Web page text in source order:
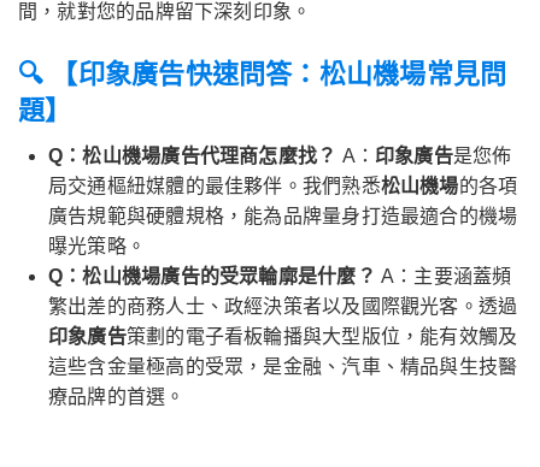
間，就對您的品牌留下深刻印象。
🔍 【印象廣告快速問答： 松山機場常見問
題】
Q：松山機場廣告代理商怎麼找？ A： 印象廣告是您佈
局交通樞紐媒體的最佳夥伴。我們熟悉松山機場的各項
廣告規範與硬體規格，能為品牌量身打造最適合的機場
曝光策略。
Q：松山機場廣告的受眾輪廓是什麼？ A：主要涵蓋頻
繁出差的商務人士、政經決策者以及國際觀光客。透過
印象廣告策劃的電子看板輪播與大型版位，能有效觸及
這些含金量極高的受眾，是金融、汽車、精品與生技醫
療品牌的首選。